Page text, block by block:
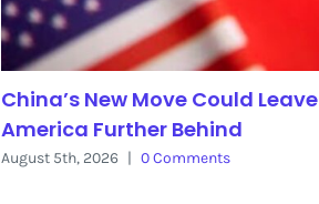
China’s New Move Could Leave
America Further Behind
August 5th, 2026 | 0 Comments